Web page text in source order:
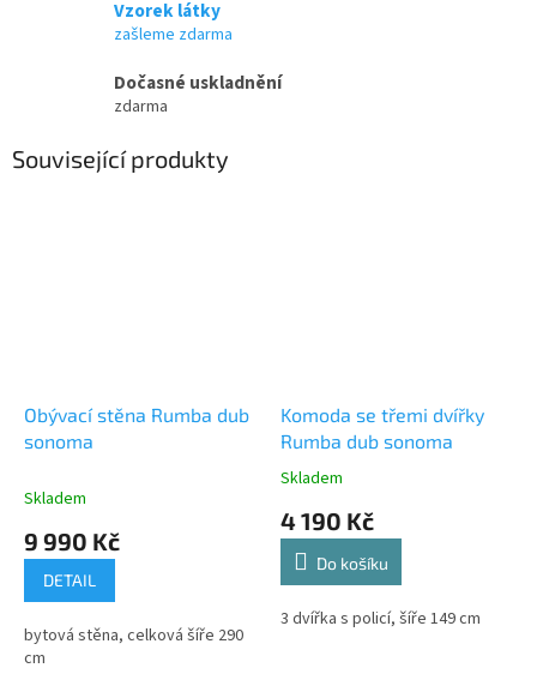
Vzorek látky
zašleme zdarma
Dočasné uskladnění
zdarma
Související produkty
Obývací stěna Rumba dub
sonoma
Skladem
9 990 Kč
DETAIL
bytová stěna, celková šíře 290
cm
Komoda se třemi dvířky
Rumba dub sonoma
Průměrné
produktu
5,0
5
Skladem
4 190 Kč
Do košíku
3 dvířka s policí, šíře 149 cm